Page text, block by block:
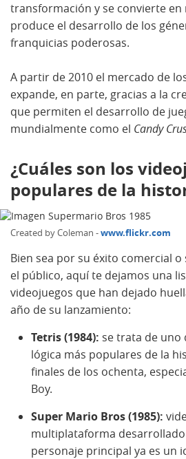
transformación y se convierte
produce el desarrollo de los
franquicias poderosas.
A partir de 2010 el mercado de
expande, en parte, gracias a la
que permiten el desarrollo de
mundialmente como el Candy
¿Cuáles son los
populares de la
Created by Coleman -www.flickr.com
Bien sea por su éxito comercial
el público, aquí te dejamos una
videojuegos que han dejado
año de su lanzamiento:
Tetris (1984): se trata de uno
lógica más populares de la
finales de los ochenta,
Boy.
Super Mario Bros (1985):
multiplataforma
personaje principal ya es un